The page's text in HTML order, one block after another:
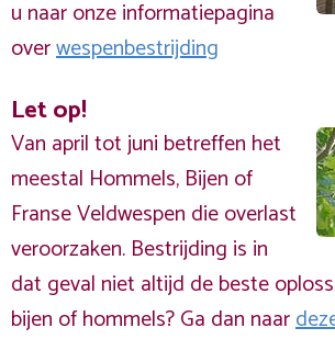
u naar onze informatiepagina
overwespenbestrijding
Let op!
Van april tot juni betreffen het
meestal Hommels, Bijen of
Franse Veldwespen die overlast
veroorzaken. Bestrijding is in
dat geval niet altijd de beste
bijen of hommels? Ga dan naar